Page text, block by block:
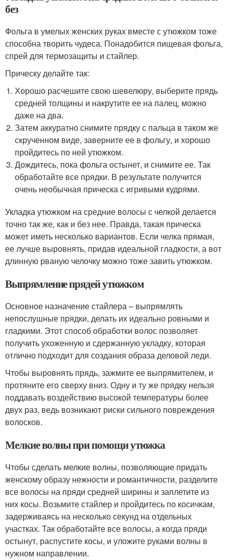
без
Фольга в умелых женских руках вместе с утюжком тоже
способна творить чудеса. Понадобится пищевая фольга,
спрей для термозащиты и стайлер.
Прическу делайте так:
Хорошо расчешите свою шевелюру, выберите прядь
средней толщины и накрутите ее на палец, можно
даже на два.
Затем аккуратно снимите прядку с пальца в таком же
скрученном виде, заверните ее в фольгу, и хорошо
пройдитесь по ней утюжком.
Дождитесь, пока фольга остынет, и снимите ее. Так
обработайте все прядки. В результате получится
очень необычная прическа с игривыми кудрями.
Укладка утюжком на средние волосы с челкой делается
точно так же, как и без нее. Правда, такая прическа
может иметь несколько вариантов. Если челка прямая,
ее лучше выровнять, придав идеальной гладкости, а вот
длинную рваную челочку можно тоже завить утюжком.
Выпрямление прядей утюжком
Основное назначение стайлера – выпрямлять
непослушные прядки, делать их идеально ровными и
гладкими. Этот способ обработки волос позволяет
получить ухоженную и сдержанную укладку, которая
отлично подходит для создания образа деловой леди.
Чтобы выровнять прядь, зажмите ее выпрямителем, и
протяните его сверху вниз. Одну и ту же прядку нельзя
поддавать воздействию высокой температуры более
двух раз, ведь возникают риски сильного повреждения
волосков.
Мелкие волны при помощи утюжка
Чтобы сделать мелкие волны, позволяющие придать
женскому образу нежности и романтичности, разделите
все волосы на пряди средней ширины и заплетите из
них косы. Возьмите стайлер и пройдитесь по косичкам,
задерживаясь на несколько секунд на отдельных
участках. Так обработайте все волосы, а когда пряди
остынут, распустите косы, и уложите руками волны в
нужном направлении.